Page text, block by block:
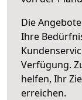
Die
Ihre
Verfügung.
helfen, Ihr
erreichen.